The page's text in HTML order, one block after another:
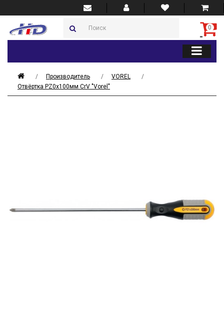
0
Производитель
VOREL
Отвёртка PZ0х100мм CrV "Vorel"